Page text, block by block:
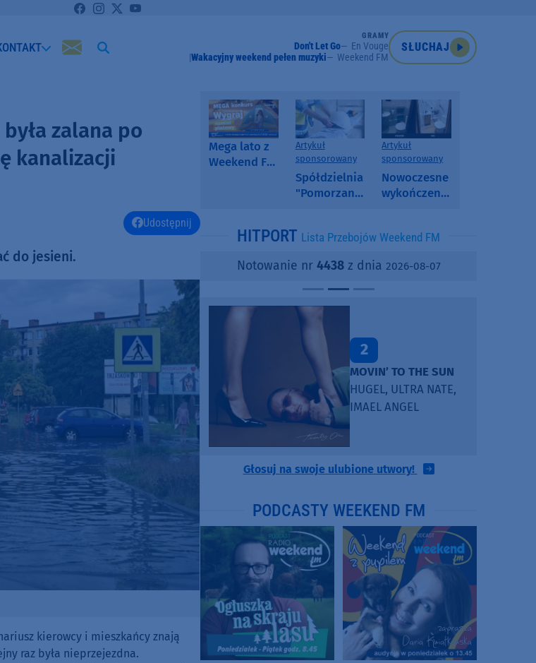
GRAMY
Don't Let Go
En Vouge
Wakacyjny weekend pełen muzyki
Weekend FM
SŁUCHAJ
zalana po
kanalizacji
Udostępnij
do jesieni.
kierowcy i mieszkańcy znają
raz była nieprzejezdna.
Mega lato z
Weekend FM
Artykuł
sponsorowany
Spółdzielnia
"Pomorzanka"
informuje o
i ofertach
najmu
Artykuł
sponsorowany
Nowoczesne
wykończenia
SPC, WPC i
kamienny
HITPORT Lista Przebojów Weekend FM
Notowanie nr 4438z dnia 2026-08-07
2
MOVIN’ TO THE SUN
HUGEL, ULTRA NATE,
IMAEL ANGEL
Głosuj na swoje ulubione utwory!
PODCASTY WEEKEND FM